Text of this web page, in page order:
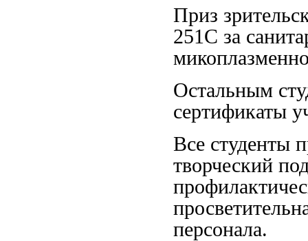
Приз
251С за
Остальным
сертификаты
Все студенты
творческий
персонала.